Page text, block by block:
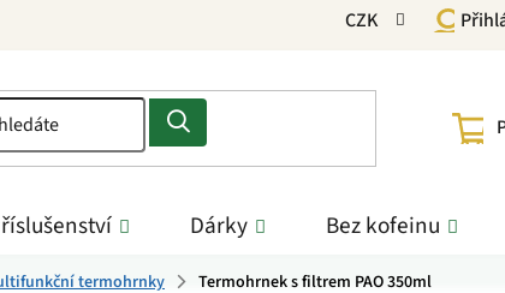
CZK
Dárky Bez kofeinu
termohrnky Termohrnek s filtrem PAO 350ml